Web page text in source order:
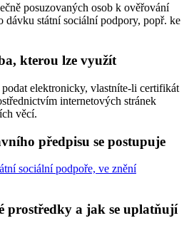
posuzovaných osob k ověřování
dávku státní sociální podpory, popř. ke
kterou lze využít
podat elektronicky, vlastníte-li certifikát
internetových stránek
věcí.
předpisu se postupuje
sociální podpoře, ve znění
prostředky a jak se uplatňují